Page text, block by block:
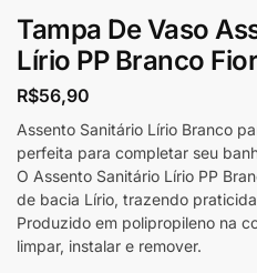
Tampa De Vaso
Lírio PP Branco
R$56,90
Assento Sanitário Lírio Branco
perfeita para completar seu
O Assento Sanitário Lírio PP
de bacia Lírio, trazendo
Produzido em polipropileno na
limpar, instalar e remover.